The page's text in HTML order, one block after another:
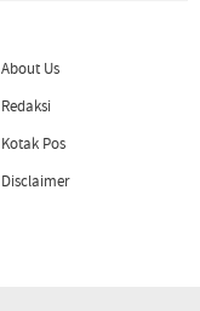
About Us
Redaksi
Kotak Pos
Disclaimer